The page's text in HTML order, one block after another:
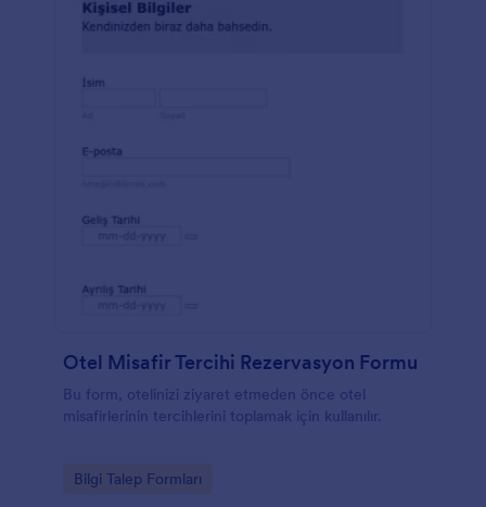
Otel Misafir Tercihi Rezervasyon Formu
Bu form, otelinizi ziyaret etmeden önce otel
misafirlerinin tercihlerini toplamak için kullanılır.
Go to Category:
Bilgi Talep Formları